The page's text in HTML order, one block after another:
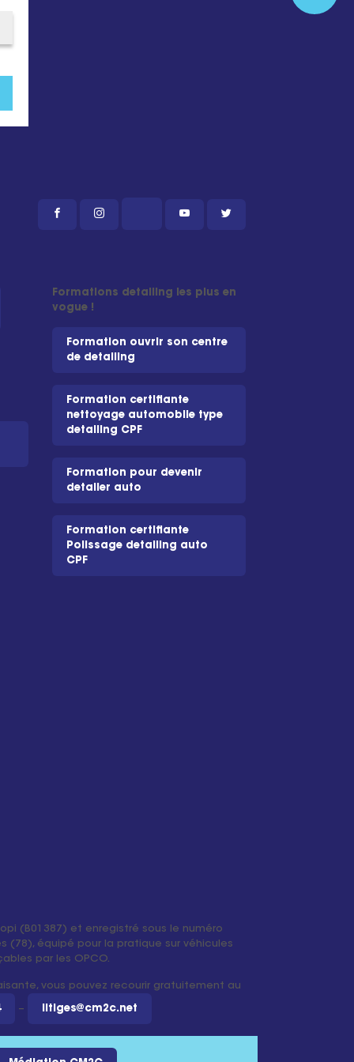
Formations detailing les plus en
vogue !
Formation ouvrir son centre
de detailing
Formation certifiante
nettoyage automobile type
detailing CPF
Formation pour devenir
detailer auto
Formation certifiante
Polissage detailing auto
CPF
(B01387) et enregistré sous le numéro
(78), équipé pour la pratique sur véhicules
par les OPCO.
vous pouvez recourir gratuitement au
– litiges@cm2c.net